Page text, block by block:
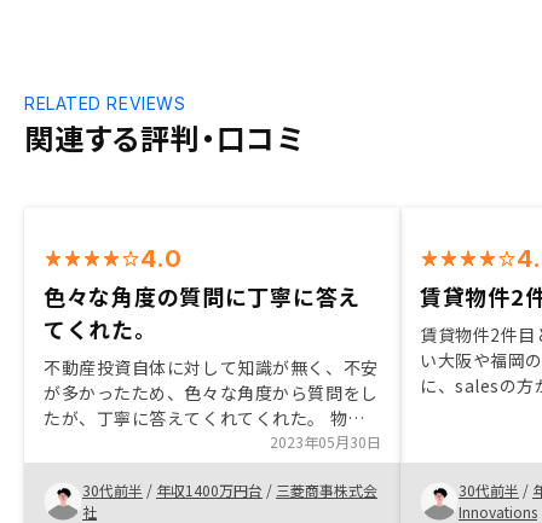
関連する評判・口コミ
RELATED REVIEWS
4.0
色々な角度の質問に丁寧に答え
てくれた。
不動産投資自体に対して知識が無く、不安
が多かったため、色々な角度から質問をし
たが、丁寧に答えてくれてくれた。 物件
購入も今しかないという言い方ではなく、
合う物件が出てくるまで待ちましょうとい
う感じで落ち着いて検討ができた。
2023年05月30日
30代前半 / 年収1400万円台 / 三菱商事株式会
社
賃貸物件2
賃貸物件2件
い大阪や福岡
に、salesの方
後は物件管理
管理できるこ
30代前半 /
Innovations